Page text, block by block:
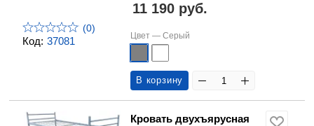
Код: 37081
(0)
11 190 руб.
Цвет — Серый
В корзину
Кровать двухъярусная